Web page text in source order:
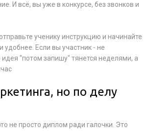
И всё, вы уже в конкурсе, без звонков и
ученику инструкцию и начинайте
удобнее. Если вы участник - не
идея "потом запишу" тянется неделями, а
но по делу
не просто диплом ради галочки. Это